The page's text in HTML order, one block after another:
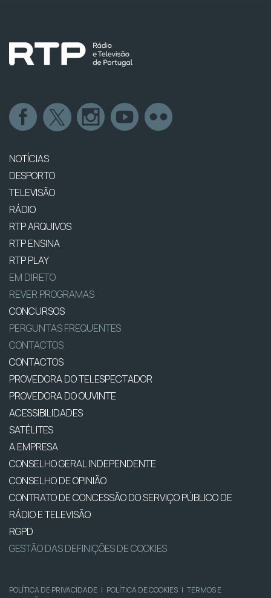
NOTÍCIAS
DESPORTO
TELEVISÃO
RÁDIO
RTP ARQUIVOS
RTP ENSINA
RTP PLAY
EM DIRETO
REVER PROGRAMAS
CONCURSOS
PERGUNTAS FREQUENTES
CONTACTOS
CONTACTOS
PROVEDORA DO TELESPECTADOR
PROVEDORA DO OUVINTE
ACESSIBILIDADES
SATÉLITES
A EMPRESA
CONSELHO GERAL INDEPENDENTE
CONSELHO DE OPINIÃO
CONTRATO DE CONCESSÃO DO SERVIÇO PÚBLICO DE
RÁDIO E TELEVISÃO
RGPD
GESTÃO DAS DEFINIÇÕES DE COOKIES
POLÍTICA DE PRIVACIDADE | POLÍTICA DE COOKIES | TERMOS E